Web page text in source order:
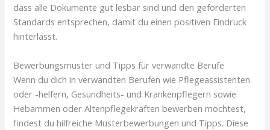
dass alle Dokumente gut lesbar sind und den geforderten
Standards entsprechen, damit du einen positiven Eindruck
hinterlässt.
Bewerbungsmuster und Tipps für verwandte Berufe
Wenn du dich in verwandten Berufen wie Pflegeassistenten
oder -helfern, Gesundheits- und Krankenpflegern sowie
Hebammen oder Altenpflegekräften bewerben möchtest,
findest du hilfreiche Musterbewerbungen und Tipps. Diese